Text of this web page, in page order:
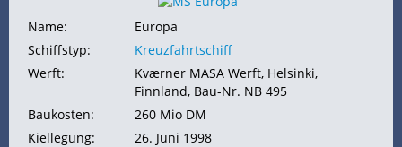
Name:
Europa
Schiffstyp:
Kreuzfahrtschiff
Werft:
Kværner MASA Werft, Helsinki,
Finnland, Bau-Nr. NB 495
Baukosten:
260 Mio DM
Kiellegung:
26. Juni 1998